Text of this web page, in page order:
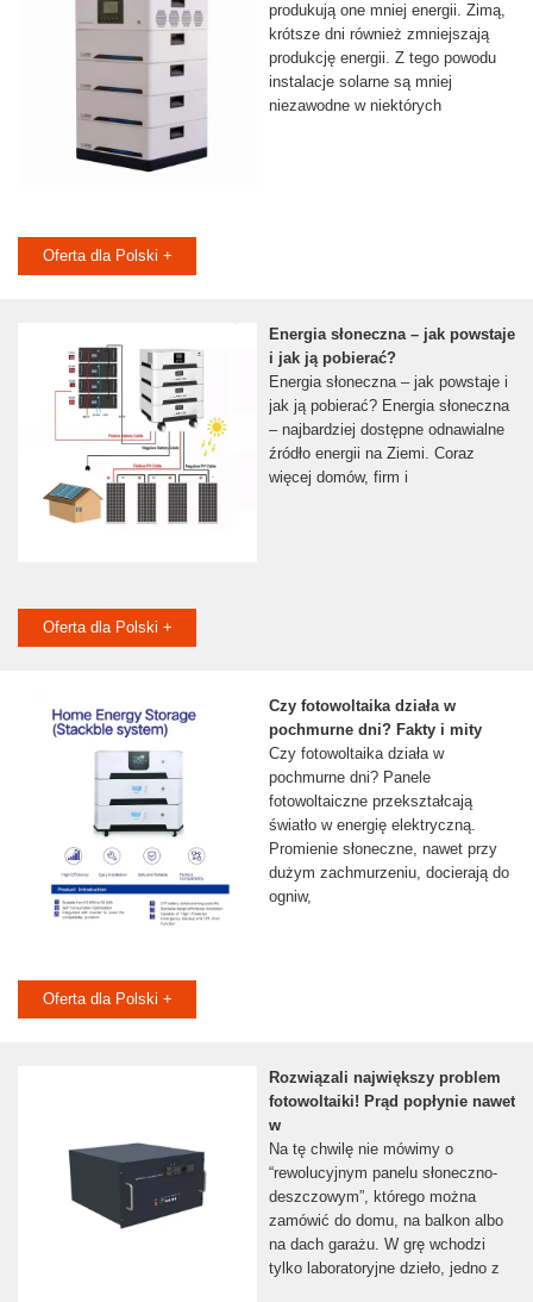
produkują one mniej energii. Zimą,
krótsze dni również zmniejszają
produkcję energii. Z tego powodu
instalacje solarne są mniej
niezawodne w niektórych
Oferta dla Polski +
Energia słoneczna – jak powstaje
i jak ją pobierać?
Energia słoneczna – jak powstaje i
jak ją pobierać? Energia słoneczna
– najbardziej dostępne odnawialne
źródło energii na Ziemi. Coraz
więcej domów, firm i
Oferta dla Polski +
Czy fotowoltaika działa w
pochmurne dni? Fakty i mity
Czy fotowoltaika działa w
pochmurne dni? Panele
fotowoltaiczne przekształcają
światło w energię elektryczną.
Promienie słoneczne, nawet przy
dużym zachmurzeniu, docierają do
ogniw,
Oferta dla Polski +
Rozwiązali największy problem
fotowoltaiki! Prąd popłynie nawet
w
Na tę chwilę nie mówimy o
“rewolucyjnym panelu słoneczno-
deszczowym”, którego można
zamówić do domu, na balkon albo
na dach garażu. W grę wchodzi
tylko laboratoryjne dzieło, jedno z